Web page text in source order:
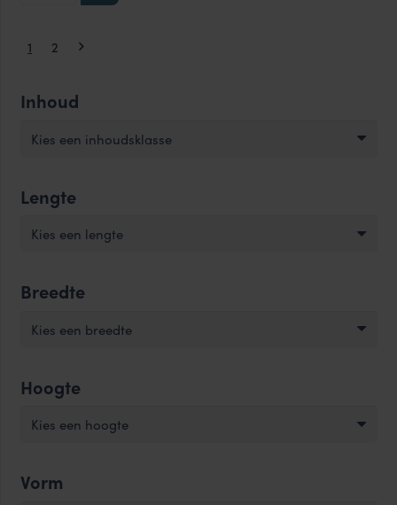
Inhoud
Kies een inhoudsklasse
Lengte
Kies een lengte
Breedte
Kies een breedte
Hoogte
Kies een hoogte
Vorm
ml1 2